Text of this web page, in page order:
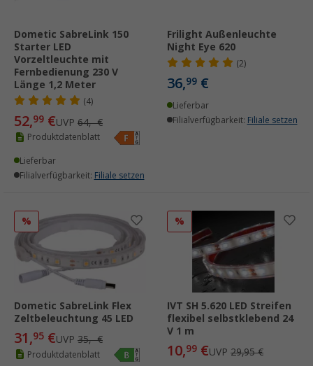
Dometic SabreLink 150
Starter LED
Vorzeltleuchte mit
Fernbedienung 230 V
Länge 1,2 Meter
(4)
52,99 €UVP 64,- €
Produktdatenblatt
Lieferbar
Filialverfügbarkeit: Filiale setzen
Frilight Außenleuchte
Night Eye 620
(2)
36,99 €
Lieferbar
Filialverfügbarkeit: Filiale setzen
%
Dometic SabreLink Flex
Zeltbeleuchtung 45 LED
31,95 €UVP 35,- €
Produktdatenblatt
%
IVT SH 5.620 LED Streifen
flexibel selbstklebend 24
V 1 m
10,99 €UVP 29,95 €